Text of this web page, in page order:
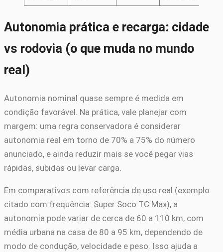
Autonomia prática e recarga: cidade
vs rodovia (o que muda no mundo
real)
Autonomia nominal quase sempre é medida em
condição favorável. Na prática, vale planejar com
margem: uma regra conservadora é considerar
autonomia real em torno de 70% a 75% do número
anunciado, e ainda reduzir mais se você pegar vias
rápidas, subidas ou levar carga.
Em comparativos com referência de uso real (exemplo
citado com frequência: Super Soco TC Max), a
autonomia pode variar de cerca de 60 a 110 km, com
média urbana na casa de 80 a 95 km, dependendo de
modo de condução, velocidade e peso. Isso ajuda a